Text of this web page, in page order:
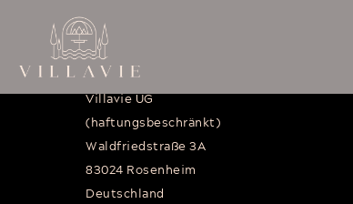
Firmensitz
Villavie UG
(haftungsbeschränkt)
Waldfriedstraße 3A
83024 Rosenheim
Deutschland